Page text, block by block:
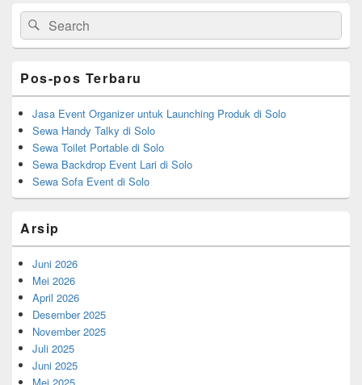
Primary
Sidebar
Widget
Area
Search
for:
Search
Pos-pos Terbaru
Jasa Event Organizer untuk Launching Produk di Solo
Sewa Handy Talky di Solo
Sewa Toilet Portable di Solo
Sewa Backdrop Event Lari di Solo
Sewa Sofa Event di Solo
Arsip
Juni 2026
Mei 2026
April 2026
Desember 2025
November 2025
Juli 2025
Juni 2025
Mei 2025